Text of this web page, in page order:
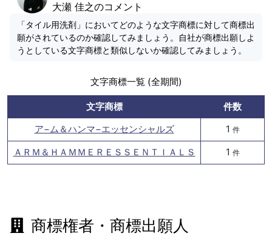
大瀬 佳之のコメント
「タイル用洗剤」においてどのような文字商標に対して商標出
願がされているのか確認してみましょう。自社が商標出願しよ
うとしている文字商標と類似しないか確認してみましょう。
文字商標一覧 (全期間)
文字商標
件数
ア−ム＆ハンマ−エッセンシャルズ
1 件
ＡＲＭ＆ＨＡＭＭＥＲＥＳＳＥＮＴＩＡＬＳ 1 件
商標権者・商標出願人